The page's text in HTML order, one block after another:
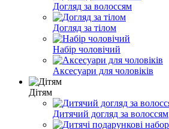
Догляд за волоссям
Догляд за тілом
Набір чоловічий
Аксесуари для чоловіків
Дітям
Дитячий догляд за волоссям